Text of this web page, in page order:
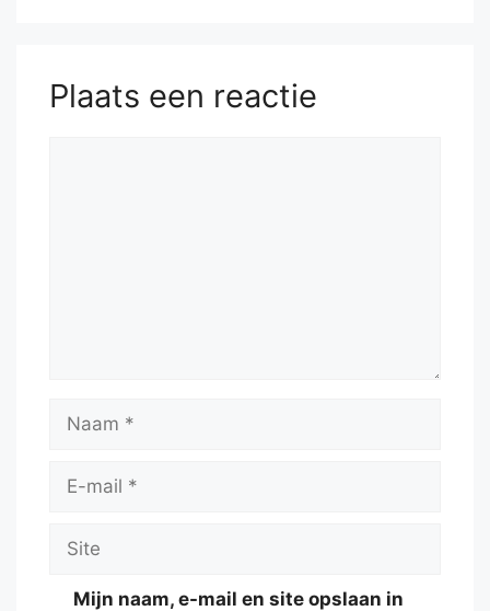
Plaats een reactie
Naam
Site
Mijn naam, e-mail en site opslaan in